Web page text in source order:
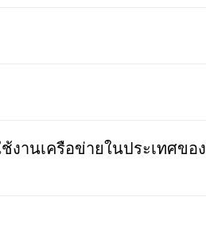
งานเครือข่ายในประเทศของ